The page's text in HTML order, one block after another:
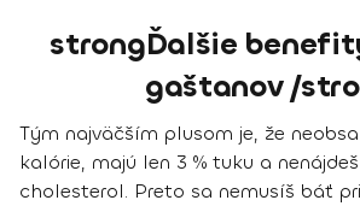
strongĎalšie
gaštanov /
Tým najväčším plusom je, že
kalórie, majú len 3 % tuku a
cholesterol. Preto sa nemusíš báť